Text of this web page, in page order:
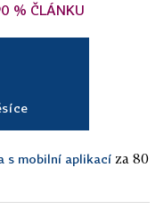
% ČLÁNKU
s mobilní aplikací za 80